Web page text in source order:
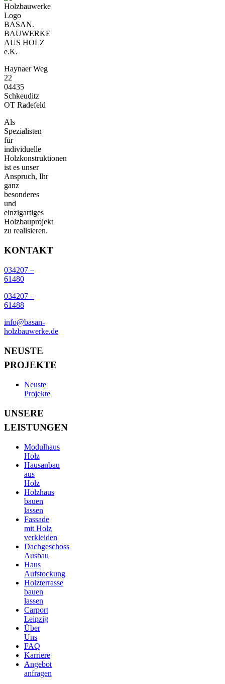
BASAN.
BAUWERKE
AUS HOLZ
e.K.
Haynaer Weg
22
04435
Schkeuditz
OT Radefeld
Als
Spezialisten
für
individuelle
Holzkonstruktionen
ist es unser
Anspruch, Ihr
ganz
besonderes
und
einzigartiges
Holzbauprojekt
zu realisieren.
KONTAKT
034207 –
61480
034207 –
61488
info@basan-
holzbauwerke.de
NEUSTE
PROJEKTE
Neuste
Projekte
UNSERE
LEISTUNGEN
Modulhaus
Holz
Hausanbau
aus
Holz
Holzhaus
bauen
lassen
Fassade
mit Holz
verkleiden
Dachgeschoss
Ausbau
Haus
Aufstockung
Holzterrasse
bauen
lassen
Carport
Leipzig
Über
Uns
FAQ
Karriere
Angebot
anfragen